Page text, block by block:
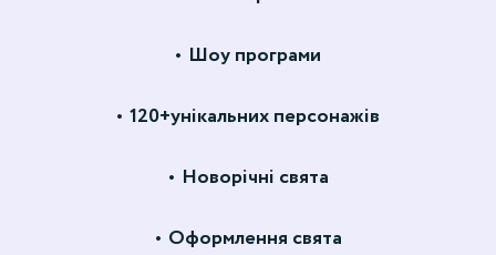
Шоу програми
120+унікальних персонажів
Новорічні свята
Оформлення свята